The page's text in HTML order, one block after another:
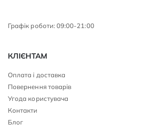
Графік роботи: 09:00-21:00
КЛІЄНТАМ
Оплата і доставка
Повернення товарів
Угода користувача
Контакти
Блог